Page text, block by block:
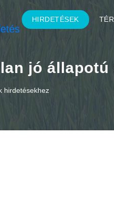
HIRDETÉSEK
jó állapotú
hirdetésekhez